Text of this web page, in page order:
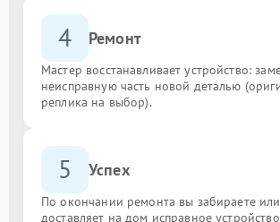
4 Ремонт
Мастер восстанавливает устройство:
неисправную часть новой деталью
реплика на выбор).
5 Успех
По окончании ремонта вы забираете
доставляет на дом исправное